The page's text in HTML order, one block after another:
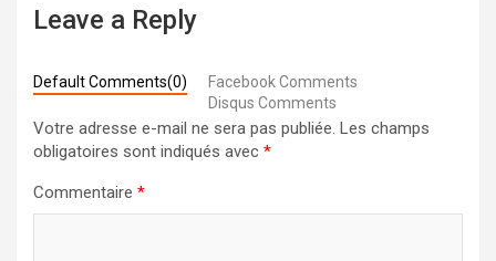
Leave a Reply
Default Comments(0)
Facebook Comments
Disqus Comments
Votre adresse e-mail ne sera pas publiée. Les champs
obligatoires sont indiqués avec *
Commentaire *